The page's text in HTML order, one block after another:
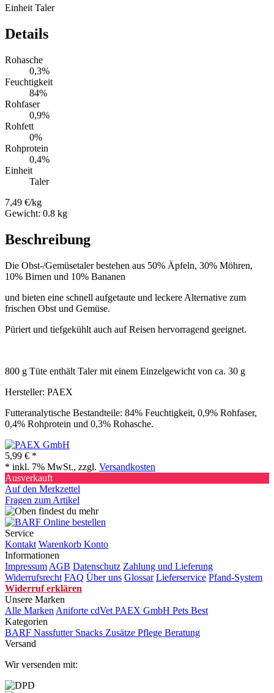
Einheit Taler
Details
Rohasche
0,3%
Feuchtigkeit
84%
Rohfaser
0,9%
Rohfett
0%
Rohprotein
0,4%
Einheit
Taler
7,49 €/kg
Gewicht: 0.8 kg
Beschreibung
Die Obst-/Gemüsetaler bestehen aus 50% Äpfeln, 30% Möhren,
10% Birnen und 10% Bananen
und bieten eine schnell aufgetaute und leckere Alternative zum
frischen Obst und Gemüse.
Püriert und tiefgekühlt auch auf Reisen hervorragend geeignet.
800 g Tüte enthält Taler mit einem Einzelgewicht von ca. 30 g
Hersteller: PAEX
Futteranalytische Bestandteile: 84% Feuchtigkeit, 0,9% Rohfaser,
0,4% Rohprotein und 0,3% Rohasche.
5,99 € *
* inkl. 7% MwSt., zzgl. Versandkosten
Ausverkauft
Auf den Merkzettel
Fragen zum Artikel
Service
Kontakt Warenkorb Konto
Informationen
Impressum AGB Datenschutz Zahlung und Lieferung
Widerrufsrecht FAQ Über uns Glossar Lieferservice Pfand-System
Widerruf erklären
Unsere Marken
Alle Marken Aniforte cdVet PAEX GmbH Pets Best
Kategorien
BARF Nassfutter Snacks Zusätze Pflege Beratung
Versand
Wir versenden mit: